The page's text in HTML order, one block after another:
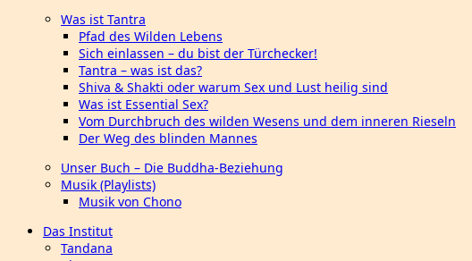
Was ist Tantra
Pfad des Wilden Lebens
Sich einlassen – du bist der Türchecker!
Tantra – was ist das?
Shiva & Shakti oder warum Sex und Lust heilig sind
Was ist Essential Sex?
Vom Durchbruch des wilden Wesens und dem inneren Rieseln
Der Weg des blinden Mannes
Unser Buch – Die Buddha-Beziehung
Musik (Playlists)
Musik von Chono
Das Institut
Tandana